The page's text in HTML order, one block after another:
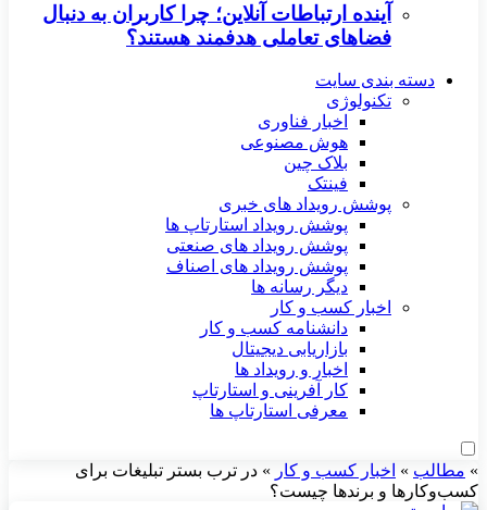
آینده ارتباطات آنلاین؛ چرا کاربران به دنبال
فضاهای تعاملی هدفمند هستند؟
دسته بندی سایت
تکنولوژی
اخبار فناوری
هوش مصنوعی
بلاک چین
فینتک
پوشش رویداد های خبری
پوشش رویداد استارتاپ ها
پوشش رویداد های صنعتی
پوشش رویداد های اصناف
دیگر رسانه ها
اخبار کسب و کار
دانشنامه کسب و کار
بازاریابی دیجیتال
اخبار و رویداد ها
کار آفرینی و استارتاپ
معرفی استارتاپ ها
» مطالب » اخبار کسب و کار » در ترب بستر تبلیغات برای
کسب‌وکارها و برندها چیست؟